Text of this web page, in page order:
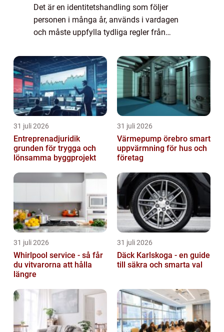
Det är en identitetshandling som följer
personen i många år, används i vardagen
och måste uppfylla tydliga regler från
Östermalm vill oftast ha tre saker
samtidigt:...
31 juli 2026
Entreprenadjuridik
grunden för trygga och
lönsamma byggprojekt
31 juli 2026
Värmepump örebro smart
uppvärmning för hus och
företag
31 juli 2026
Whirlpool service - så får
du vitvarorna att hålla
längre
31 juli 2026
Däck Karlskoga - en guide
till säkra och smarta val